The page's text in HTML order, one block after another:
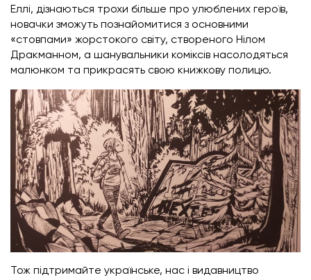
Еллі, дізнаються трохи більше про улюблених героїв,
новачки зможуть познайомитися з основними
«стовпами» жорстокого світу, створеного Нілом
Дракманном, а шанувальники коміксів насолодяться
малюнком та прикрасять свою книжкову полицю.
Тож підтримайте українське, нас і видавництво